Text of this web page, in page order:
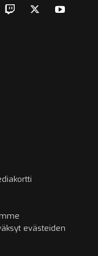
evästeiden